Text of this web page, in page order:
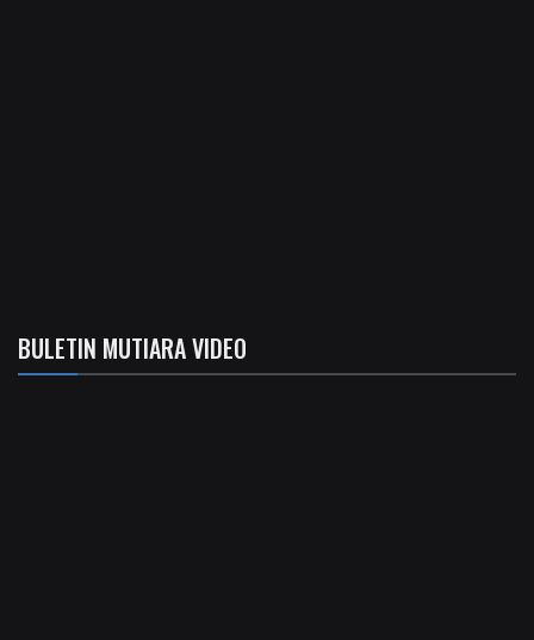
BULETIN MUTIARA VIDEO